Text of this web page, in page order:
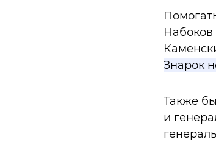
Набоков
Знарок
Также
и